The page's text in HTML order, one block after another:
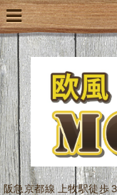
阪急京都線 上牧駅徒歩